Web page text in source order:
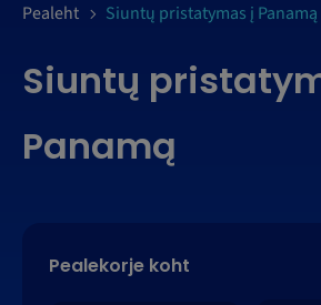
Pealeht Siuntų pristatymas į Panamą
Siuntų
Panamą
Pealekorje koht